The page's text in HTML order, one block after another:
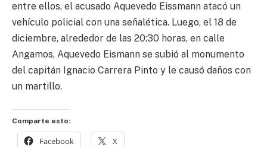
entre ellos, el acusado Aquevedo Eissmann atacó un
vehículo policial con una señalética. Luego, el 18 de
diciembre, alrededor de las 20:30 horas, en calle
Angamos, Aquevedo Eismann se subió al monumento
del capitán Ignacio Carrera Pinto y le causó daños con
un martillo.
Comparte esto:
Facebook X